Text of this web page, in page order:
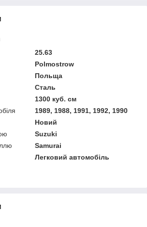
25.63
Polmostrow
Польща
Сталь
1300 куб. см
1989, 1988, 1991, 1992, 1990
Новий
Suzuki
Samurai
Легковий автомобіль